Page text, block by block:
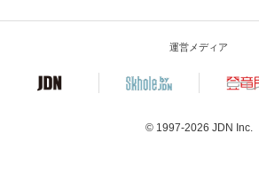
運営メディア
© 1997-2026 JDN Inc.